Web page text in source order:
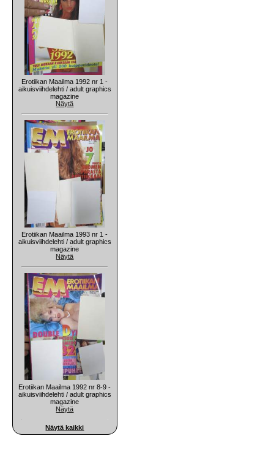
Erotiikan Maailma 1992 nr 1 -
aikuisviihdelehti / adult graphics
magazine
Näytä
Erotiikan Maailma 1993 nr 1 -
aikuisviihdelehti / adult graphics
magazine
Näytä
Erotiikan Maailma 1992 nr 8-9 -
aikuisviihdelehti / adult graphics
magazine
Näytä
Näytä kaikki